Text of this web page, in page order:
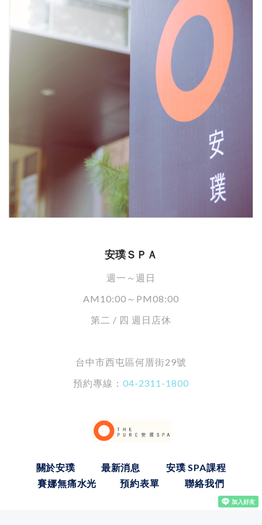
安璞ＳＰＡ
週一～週日
AM10:00～PM08:00
第二 / 四 週日店休
台中市西屯區何厝街29號
預約專線： 04-2311-1800
關於安璞 最新消息
安璞 SPA課程
賽娜無痛水光
預約表單 聯絡我們